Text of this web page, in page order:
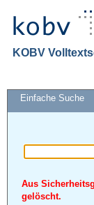
KOBV
Einfache Suche
Aus
gelöscht.